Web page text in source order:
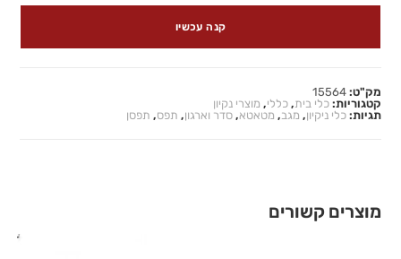
קנה עכשיו
מק"ט:15564
קטגוריות:כלי בית,כללי, מוצרי נקיון
תגיות:כלי ניקיון, מגב, מטאטא,סדר וארגון, תפס, תפסן
מוצרים קשורים